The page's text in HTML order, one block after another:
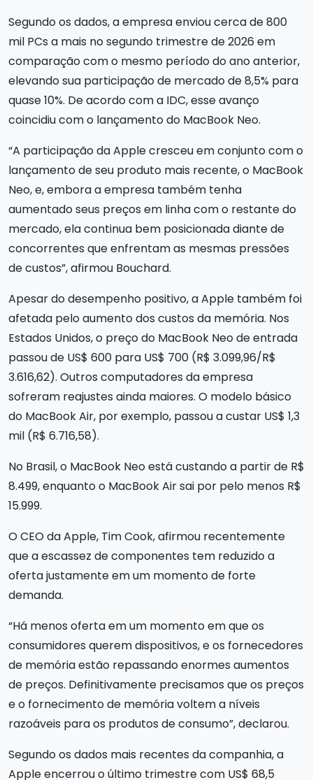
Segundo os dados, a empresa enviou cerca de 800
mil PCs a mais no segundo trimestre de 2026 em
comparação com o mesmo período do ano anterior,
elevando sua participação de mercado de 8,5% para
quase 10%. De acordo com a IDC, esse avanço
coincidiu com o lançamento do MacBook Neo.
“A participação da Apple cresceu em conjunto com o
lançamento de seu produto mais recente, o MacBook
Neo, e, embora a empresa também tenha
aumentado seus preços em linha com o restante do
mercado, ela continua bem posicionada diante de
concorrentes que enfrentam as mesmas pressões
de custos”, afirmou Bouchard.
Apesar do desempenho positivo, a Apple também foi
afetada pelo aumento dos custos da memória. Nos
Estados Unidos, o preço do MacBook Neo de entrada
passou de US$ 600 para US$ 700 (R$ 3.099,96/R$
3.616,62). Outros computadores da empresa
sofreram reajustes ainda maiores. O modelo básico
do MacBook Air, por exemplo, passou a custar US$ 1,3
mil (R$ 6.716,58).
No Brasil, o MacBook Neo está custando a partir de R$
8.499, enquanto o MacBook Air sai por pelo menos R$
15.999.
O CEO da Apple, Tim Cook, afirmou recentemente
que a escassez de componentes tem reduzido a
oferta justamente em um momento de forte
demanda.
“Há menos oferta em um momento em que os
consumidores querem dispositivos, e os fornecedores
de memória estão repassando enormes aumentos
de preços. Definitivamente precisamos que os preços
e o fornecimento de memória voltem a níveis
razoáveis para os produtos de consumo”, declarou.
Segundo os dados mais recentes da companhia, a
Apple encerrou o último trimestre com US$ 68,5